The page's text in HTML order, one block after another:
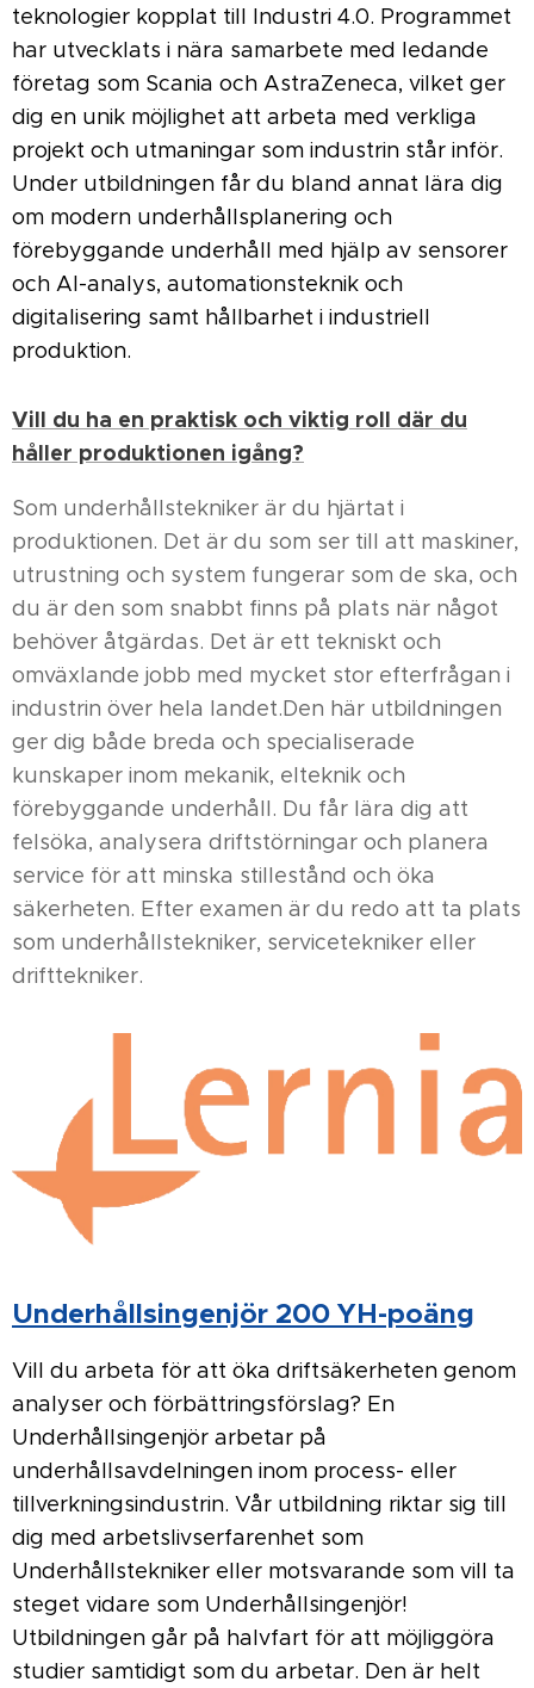
teknologier kopplat till Industri 4.0. Programmet
har utvecklats i nära samarbete med ledande
företag som Scania och AstraZeneca, vilket ger
dig en unik möjlighet att arbeta med verkliga
projekt och utmaningar som industrin står inför.
Under utbildningen får du bland annat lära dig
om modern underhållsplanering och
förebyggande underhåll med hjälp av sensorer
och AI-analys, automationsteknik och
digitalisering samt hållbarhet i industriell
produktion.
Vill du ha en praktisk och viktig roll där du
håller produktionen igång?
Som underhållstekniker är du hjärtat i
produktionen. Det är du som ser till att maskiner,
utrustning och system fungerar som de ska, och
du är den som snabbt finns på plats när något
behöver åtgärdas. Det är ett tekniskt och
omväxlande jobb med mycket stor efterfrågan i
industrin över hela landet.Den här utbildningen
ger dig både breda och specialiserade
kunskaper inom mekanik, elteknik och
förebyggande underhåll. Du får lära dig att
felsöka, analysera driftstörningar och planera
service för att minska stillestånd och öka
säkerheten. Efter examen är du redo att ta plats
som underhållstekniker, servicetekniker eller
drifttekniker.
Underhållsingenjör 200 YH-poäng
Vill du arbeta för att öka driftsäkerheten genom
analyser och förbättringsförslag? En
Underhållsingenjör arbetar på
underhållsavdelningen inom process- eller
tillverkningsindustrin. Vår utbildning riktar sig till
dig med arbetslivserfarenhet som
Underhållstekniker eller motsvarande som vill ta
steget vidare som Underhållsingenjör!
Utbildningen går på halvfart för att möjliggöra
studier samtidigt som du arbetar. Den är helt